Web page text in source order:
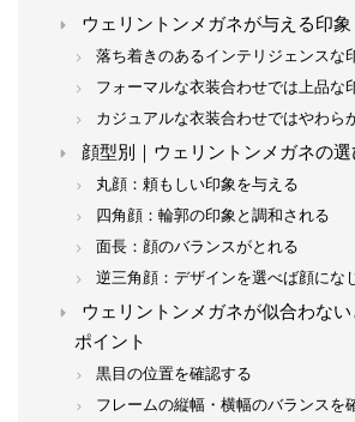
ウェリントンメガネが与える印象
落ち着きのあるインテリジェンスな
フォーマルな衣装合わせでは上品な
カジュアルな衣装合わせではやわら
顔型別｜ウェリントンメガネの
丸顔：頼もしい印象を与える
四角顔：輪郭の印象と調和される
面長：顔のバランスがとれる
逆三角顔：デザインを選べば顔にな
ウェリントンメガネが似合わな
ポイント
黒目の位置を確認する
フレームの縦幅・横幅のバランスを